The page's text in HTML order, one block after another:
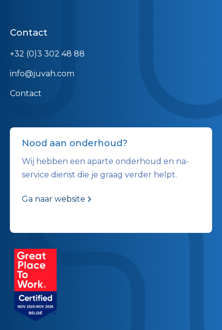
Contact
+32 (0)3 302 48 88
info@juvah.com
Contact
Nood aan onderhoud?
Wij hebben een aparte onderhoud en na-
service dienst die je graag verder helpt.
Ga naar website